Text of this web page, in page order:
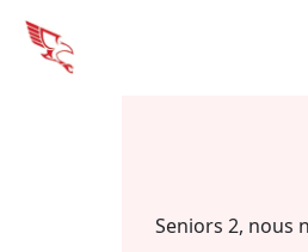
Seniors 2, nous